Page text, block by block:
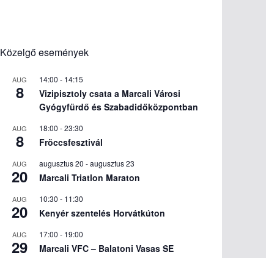
Közelgő események
AUG
8
14:00 - 14:15
Vizipisztoly csata a Marcali Városi
Gyógyfürdő és Szabadidőközpontban
AUG
8
18:00 -23:30
Fröccsfesztivál
AUG
20
augusztus 20 -augusztus 23
Marcali Triatlon Maraton
AUG
20
10:30 - 11:30
Kenyér szentelés Horvátkúton
AUG
29
17:00 - 19:00
Marcali VFC – Balatoni Vasas SE